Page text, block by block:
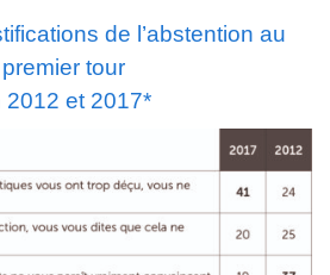
de l’abstention au
premier tour
2012 et 2017*